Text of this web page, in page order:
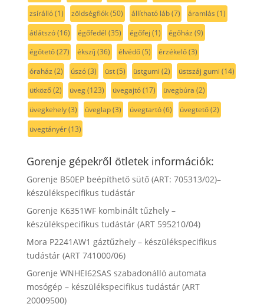
zsírálló(1) zöldségfiók(50) állítható láb(7) áramlás (1)
átlátszó(16) égőfedél (35) égőfej (1) égőház (9)
égőtető(27) ékszíj (36) élvédő(5) érzékelő(3)
óraház (2) úszó(3) üst(5) üstgumi (2) üstszáj gumi (14)
ütköző(2) üveg(123) üvegajtó(17) üvegbúra (2)
üvegkehely(3) üveglap(3) üvegtartó(6) üvegtető(2)
üvegtányér(13)
Gorenje gépekről ötletek információk:
Gorenje B50EP beépíthető sütő (ART: 705313/02)–
készülékspecifikus tudástár
Gorenje K6351WF kombinált tűzhely –
készülékspecifikus tudástár (ART 595210/04)
Mora P2241AW1 gáztűzhely – készülékspecifikus
tudástár (ART 741000/06)
Gorenje WNHEI62SAS szabadonálló automata
mosógép – készülékspecifikus tudástár (ART
20009500)